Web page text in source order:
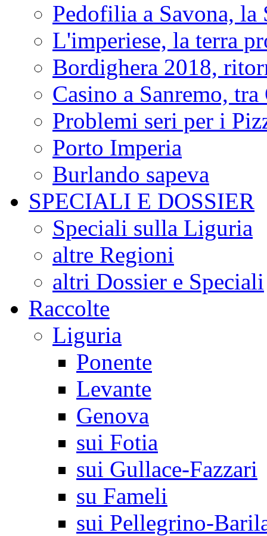
Pedofilia a Savona, la
L'imperiese, la terra
Bordighera 2018,
Casino a Sanremo,
Problemi seri per i
Porto Imperia
Burlando sapeva
SPECIALI E DOSSIER
Speciali sulla Liguria
altre Regioni
altri Dossier e Speciali
Raccolte
Liguria
Ponente
Levante
Genova
sui Fotia
sui Gullace-Fazzari
su Fameli
sui Pellegrino-